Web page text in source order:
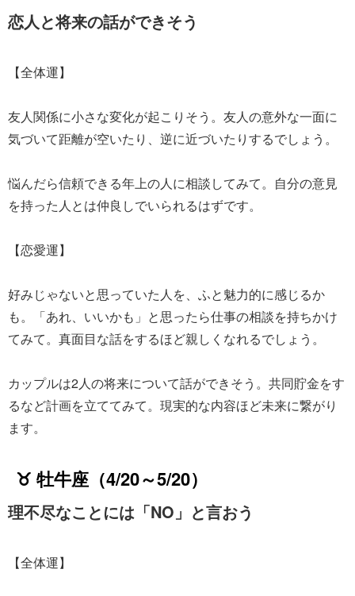
恋人と将来の話ができそう
【全体運】
友人関係に小さな変化が起こりそう。友人の意外な一面に
気づいて距離が空いたり、逆に近づいたりするでしょう。
悩んだら信頼できる年上の人に相談してみて。自分の意見
を持った人とは仲良しでいられるはずです。
【恋愛運】
好みじゃないと思っていた人を、ふと魅力的に感じるか
も。「あれ、いいかも」と思ったら仕事の相談を持ちかけ
てみて。真面目な話をするほど親しくなれるでしょう。
カップルは2人の将来について話ができそう。共同貯金をす
るなど計画を立ててみて。現実的な内容ほど未来に繋がり
ます。
♉ 牡牛座（4/20～5/20）
理不尽なことには「NO」と言おう
【全体運】